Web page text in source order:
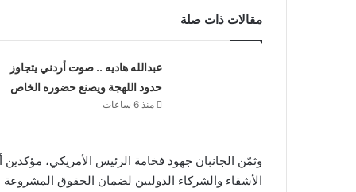
مقالات ذات صلة
عبدالله هاديه .. صوت أردني يتجاوز
حدود اللهجة ويصنع حضوره الخاص
منذ 6 ساعات
وثمّن الجانبان جهود فخامة الرئيس الأمريكي،
الأشقاء والشركاء الدوليين لضمان الحقوق